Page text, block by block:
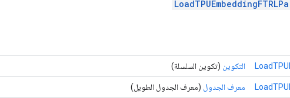
التكوين (تكوين السلسلة)
معرف الجدول (معرف الجدول الطويل)